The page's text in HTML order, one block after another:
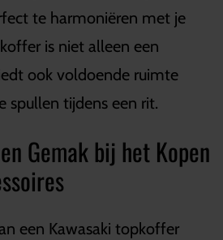
te harmoniëren met je
is niet alleen een
ook voldoende ruimte
spullen tijdens een rit.
Gemak bij het Kopen
een Kawasaki topkoffer